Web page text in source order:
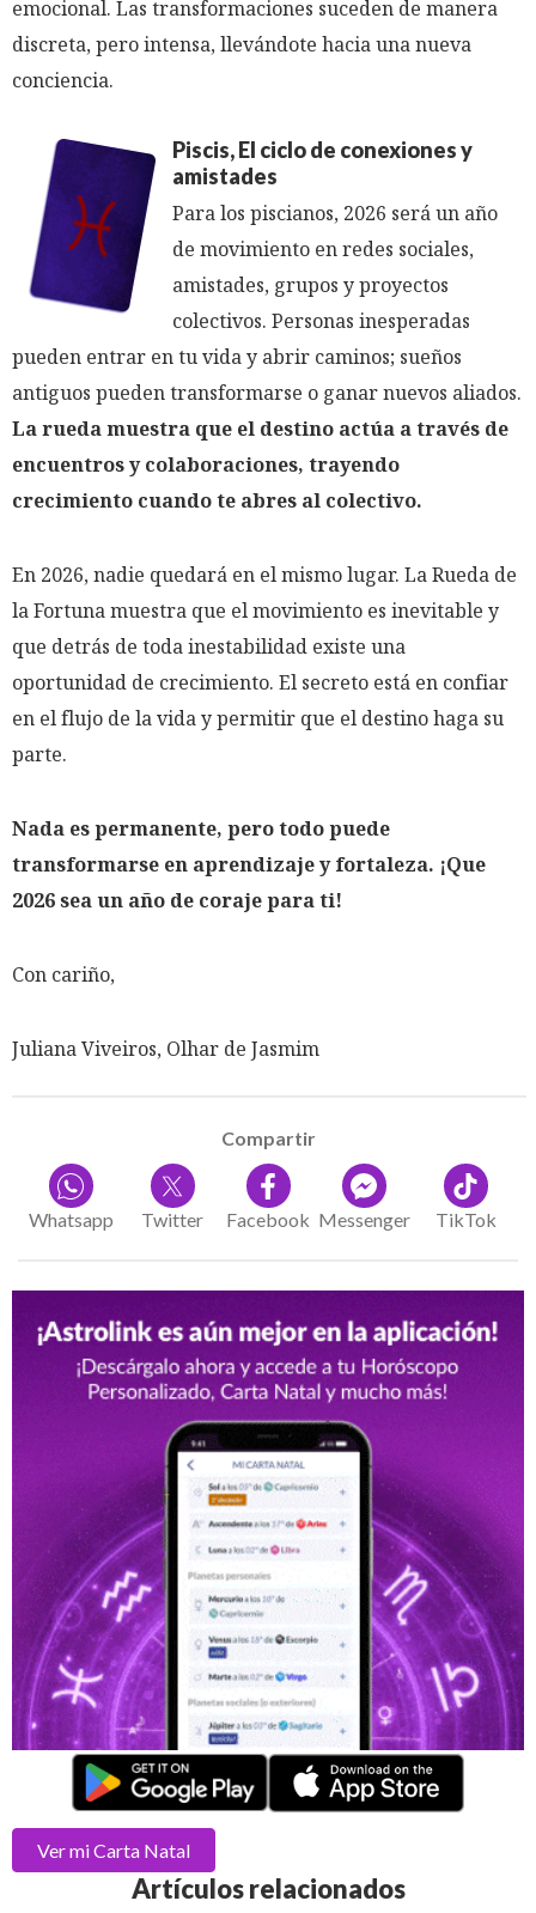
emocional. Las transformaciones suceden de manera
discreta, pero intensa, llevándote hacia una nueva
conciencia.
Piscis, El ciclo de conexiones y
amistades
Para los piscianos, 2026 será un año
de movimiento en redes sociales,
amistades, grupos y proyectos
colectivos. Personas inesperadas
pueden entrar en tu vida y abrir caminos; sueños
antiguos pueden transformarse o ganar nuevos aliados.
La rueda muestra que el destino actúa a través de
encuentros y colaboraciones, trayendo
crecimiento cuando te abres al colectivo.
En 2026, nadie quedará en el mismo lugar. La Rueda de
la Fortuna muestra que el movimiento es inevitable y
que detrás de toda inestabilidad existe una
oportunidad de crecimiento. El secreto está en confiar
en el flujo de la vida y permitir que el destino haga su
parte.
Nada es permanente, pero todo puede
transformarse en aprendizaje y fortaleza. ¡Que
2026 sea un año de coraje para ti!
Con cariño,
Juliana Viveiros, Olhar de Jasmim
Compartir
Whatsapp Twitter Facebook Messenger TikTok
Ver miCarta Natal
Artículos relacionados